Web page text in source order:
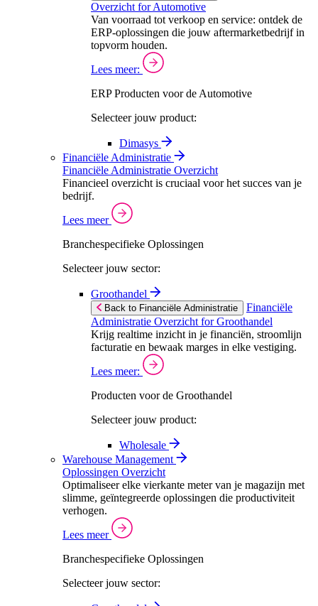
Overzicht for Automotive
Van voorraad tot verkoop en service: ontdek de
ERP-oplossingen die jouw aftermarketbedrijf in
topvorm houden.
Lees meer:
ERP Producten voor de Automotive
Selecteer jouw product:
Dimasys
Financiële Administratie
Financiële Administratie Overzicht
Financieel overzicht is cruciaal voor het succes van je
bedrijf.
Lees meer
Branchespecifieke Oplossingen
Selecteer jouw sector:
Groothandel
Back to Financiële Administratie
Financiële
Administratie Overzicht for Groothandel
Krijg realtime inzicht in je financiën, stroomlijn
facturatie en bewaak marges in elke vestiging.
Lees meer:
Producten voor de Groothandel
Selecteer jouw product:
Wholesale
Warehouse Management
Oplossingen Overzicht
Optimaliseer elke vierkante meter van je magazijn met
slimme, geïntegreerde oplossingen die productiviteit
verhogen.
Lees meer
Branchespecifieke Oplossingen
Selecteer jouw sector: